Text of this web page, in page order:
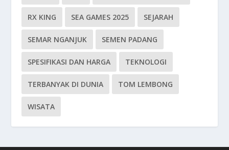
RX KING SEA GAMES 2025 SEJARAH
SEMAR NGANJUK SEMEN PADANG
SPESIFIKASI DAN HARGA TEKNOLOGI
TERBANYAK DI DUNIA TOM LEMBONG
WISATA